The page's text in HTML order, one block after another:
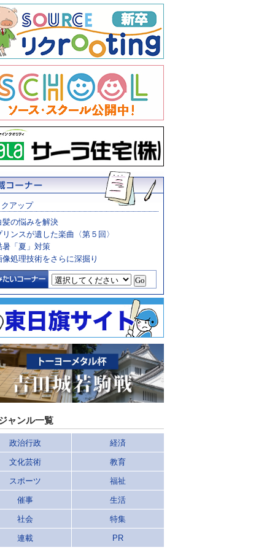
アップ
髪の悩みを解決
リンスが遺した楽曲〈第５回〉
暑「夏」対策
像処理技術をさらに深掘り
ャンル一覧
政治行政 経済
文化芸術 教育
スポーツ 福祉
催事 生活
社会 特集
連載 PR